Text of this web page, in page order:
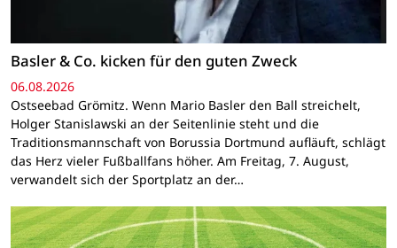
Basler & Co. kicken für den guten Zweck
06.08.2026
Ostseebad Grömitz. Wenn Mario Basler den Ball streichelt,
Holger Stanislawski an der Seitenlinie steht und die
Traditionsmannschaft von Borussia Dortmund aufläuft, schlägt
das Herz vieler Fußballfans höher. Am Freitag, 7. August,
verwandelt sich der Sportplatz an der…